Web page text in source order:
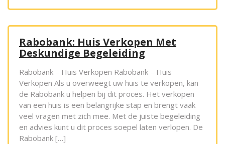
Rabobank: Huis Verkopen Met
Deskundige Begeleiding
Rabobank – Huis Verkopen Rabobank – Huis
Verkopen Als u overweegt uw huis te verkopen, kan
de Rabobank u helpen bij dit proces. Het verkopen
van een huis is een belangrijke stap en brengt vaak
veel vragen met zich mee. Met de juiste begeleiding
en advies kunt u dit proces soepel laten verlopen. De
Rabobank […]